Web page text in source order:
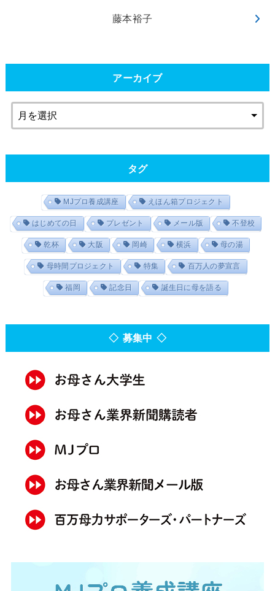
藤本裕子
アーカイブ
タグ
MJプロ養成講座 えほん箱プロジェクト
はじめての日 プレゼント メール版 不登校
乾杯 大阪 岡崎 横浜 母の湯
母時間プロジェクト 特集 百万人の夢宣言
福岡 記念日 誕生日に母を語る
◇ 募集中 ◇